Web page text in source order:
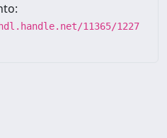
11365/1227